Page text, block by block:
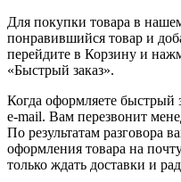
Для покупки товара в
понравившийся товар и
перейдите в Корзину и
«Быстрый заказ».
Когда оформляете
e-mail. Вам перезвонит
По результатам разговора
оформления товара на
только ждать доставки и